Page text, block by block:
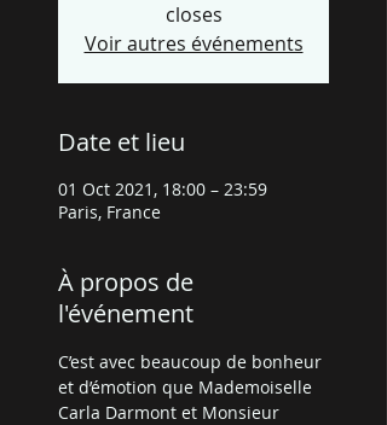
closes
Voir autres événements
Date et lieu
01 Oct 2021, 18:00 – 23:59
Paris, France
À propos de
l'événement
C’est avec beaucoup de bonheur
et d’émotion que Mademoiselle
Carla Darmont et Monsieur